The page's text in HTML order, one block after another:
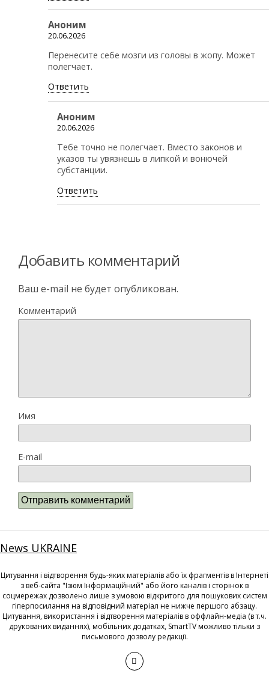
Аноним
20.06.2026
Перенесите себе мозги из головы в жопу. Может
полегчает.
Ответить
Аноним
20.06.2026
Тебе точно не полегчает. Вместо законов и
указов ты увязнешь в липкой и вонючей
субстанции.
Ответить
Добавить комментарий
Ваш e-mail не будет опубликован.
Комментарий
Имя
E-mail
News UKRAINE
Цитування і відтворення будь-яких матеріалів або їх фрагментів в Інтернеті
з веб-сайта "Ізюм Інформаційний" або його каналів і сторінок в
соцмережах дозволено лише з умовою відкритого для пошукових систем
гіперпосилання на відповідний матеріал не нижче першого абзацу.
Цитування, використання і відтворення матеріалів в оффлайн-медіа (в т.ч.
друкованих виданнях), мобільних додатках, SmartTV можливо тільки з
письмового дозволу редакції.